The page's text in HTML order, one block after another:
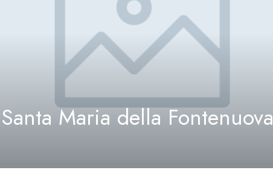
Maria della Fontenuova